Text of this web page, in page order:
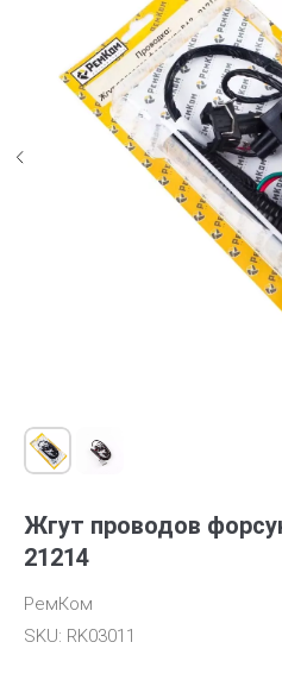
Жгут проводов
21214
РемКом
SKU: RK03011